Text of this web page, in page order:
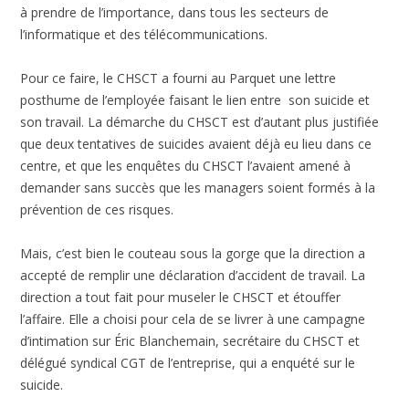
à prendre de l’importance, dans tous les secteurs de
l’informatique et des télécommunications.
Pour ce faire, le CHSCT a fourni au Parquet une lettre
posthume de l’employée faisant le lien entre son suicide et
son travail. La démarche du CHSCT est d’autant plus justifiée
que deux tentatives de suicides avaient déjà eu lieu dans ce
centre, et que les enquêtes du CHSCT l’avaient amené à
demander sans succès que les managers soient formés à la
prévention de ces risques.
Mais, c’est bien le couteau sous la gorge que la direction a
accepté de remplir une déclaration d’accident de travail. La
direction a tout fait pour museler le CHSCT et étouffer
l’affaire. Elle a choisi pour cela de se livrer à une campagne
d’intimation sur Éric Blanchemain, secrétaire du CHSCT et
délégué syndical CGT de l’entreprise, qui a enquété sur le
suicide.